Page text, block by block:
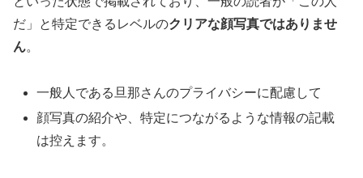
だ」と特定できるレベルのクリアな顔写真ではありませ
ん。
一般人である旦那さんのプライバシーに配慮して
顔写真の紹介や、特定につながるような情報の記載
は控えます。